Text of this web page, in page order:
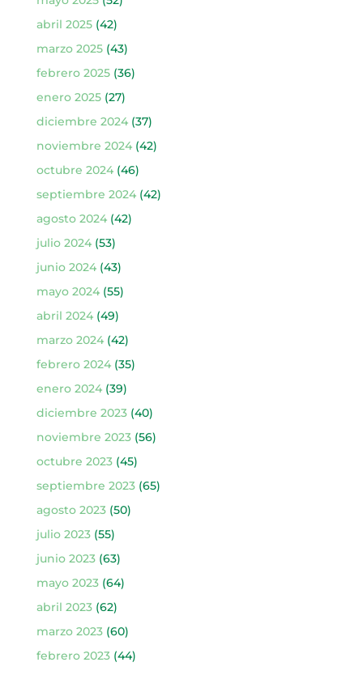
abril 2025(42)
marzo 2025(43)
febrero 2025(36)
enero 2025(27)
diciembre 2024(37)
noviembre 2024(42)
octubre 2024(46)
septiembre 2024(42)
agosto 2024(42)
julio 2024(53)
junio 2024(43)
mayo 2024(55)
abril 2024(49)
marzo 2024(42)
febrero 2024(35)
enero 2024(39)
diciembre 2023(40)
noviembre 2023(56)
octubre 2023(45)
septiembre 2023(65)
agosto 2023(50)
julio 2023(55)
junio 2023(63)
mayo 2023(64)
abril 2023(62)
marzo 2023(60)
febrero 2023(44)